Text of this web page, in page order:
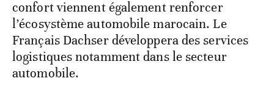
confort viennent également renforcer
l’écosystème automobile marocain. Le
Français Dachser développera des services
logistiques notamment dans le secteur
automobile.